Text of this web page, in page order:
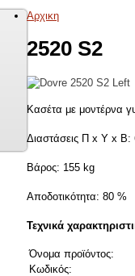
2520 S2
Κασέτα με μοντέρνα
Διαστάσεις Π x Y x
Βάρος: 155 kg
Αποδοτικότητα: 80 %
Τεχνικά
Όνομα προϊόντος:
Κωδικός:
Αρχικη